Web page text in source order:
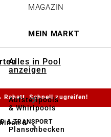
MAGAZIN
MEIN MARKT
&
Alles in Pool
anzeigen
Aufstellpools
& Whirlpools
Planschbecken
Rabatt. Schnell zugreifen!
& TRANSPORT